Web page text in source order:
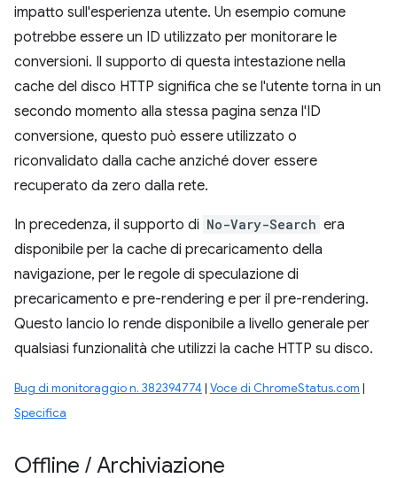
impatto sull'esperienza utente. Un esempio comune
potrebbe essere un ID utilizzato per monitorare le
conversioni. Il supporto di questa intestazione nella
cache del disco HTTP significa che se l'utente torna in un
secondo momento alla stessa pagina senza l'ID
conversione, questo può essere utilizzato o
riconvalidato dalla cache anziché dover essere
recuperato da zero dalla rete.
In precedenza, il supporto di No-Vary-Search era
disponibile per la cache di precaricamento della
navigazione, per le regole di speculazione di
precaricamento e pre-rendering e per il pre-rendering.
Questo lancio lo rende disponibile a livello generale per
qualsiasi funzionalità che utilizzi la cache HTTP su disco.
Bug di monitoraggio n. 382394774 | Voce di ChromeStatus.com |
Specifica
Offline / Archiviazione